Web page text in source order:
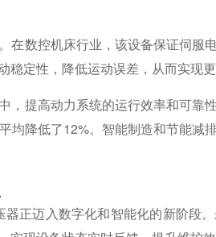
在数控机床行业，该设备保证伺
定性，降低运动误差，从而实现更
，提高动力系统的运行效率和可
均降低了12%。智能制造和节能
正迈入数字化和智能化的新阶段